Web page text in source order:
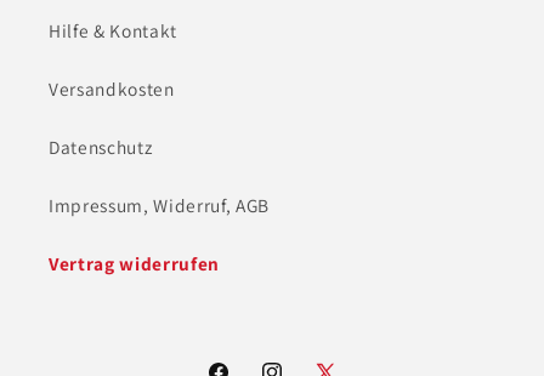
Hilfe & Kontakt
Versandkosten
Datenschutz
Impressum, Widerruf, AGB
Vertrag widerrufen